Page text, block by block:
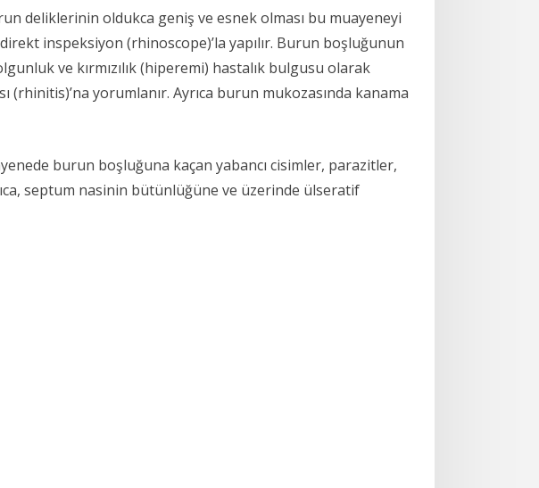
deliklerinin oldukca geniş ve esnek olması bu muayeneyi
inspeksiyon (rhinoscope)’la yapılır. Burun boşluğunun
ve kırmızılık (hiperemi) hastalık bulgusu olarak
(rhinitis)’na yorumlanır. Ayrıca burun mukozasında kanama
burun boşluğuna kaçan yabancı cisimler, parazitler,
septum nasinin bütünlüğüne ve üzerinde ülseratif